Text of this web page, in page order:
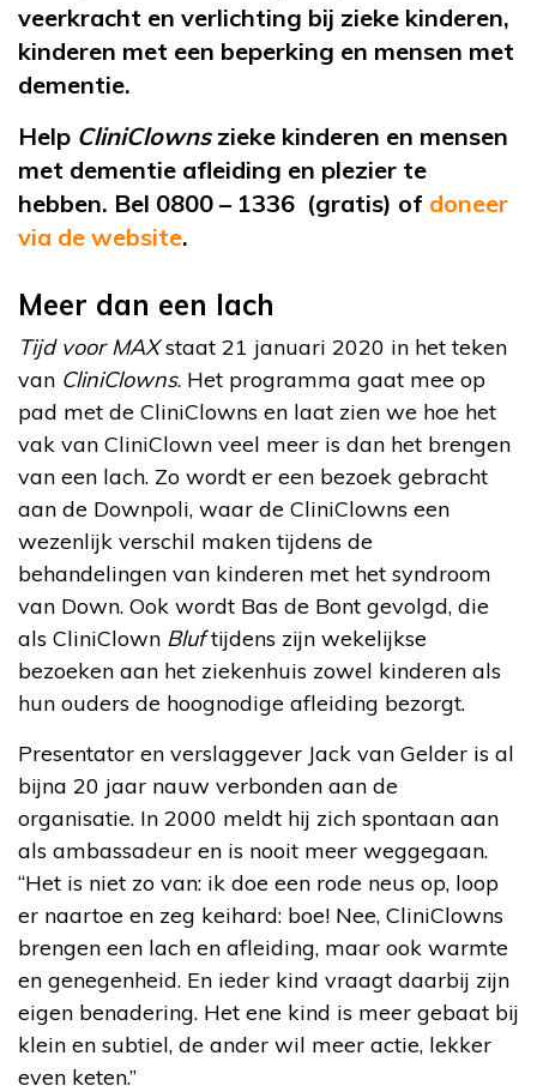
veerkracht en verlichting bij zieke kinderen,
kinderen met een beperking en mensen met
dementie.
Help CliniClownszieke kinderen en mensen
met dementie afleiding en plezier te
hebben. Bel 0800 – 1336 (gratis) of doneer
via de website.
Meer dan een lach
Tijd voor MAXstaat 21 januari 2020 in het teken
van CliniClowns. Het programma gaat mee op
pad met de CliniClowns en laat zien we hoe het
vak van CliniClown veel meer is dan het brengen
van een lach. Zo wordt er een bezoek gebracht
aan de Downpoli, waar de CliniClowns een
wezenlijk verschil maken tijdens de
behandelingen van kinderen met het syndroom
van Down. Ook wordt Bas de Bont gevolgd, die
als CliniClown Bluftijdens zijn wekelijkse
bezoeken aan het ziekenhuis zowel kinderen als
hun ouders de hoognodige afleiding bezorgt.
Presentator en verslaggever Jack van Gelder is al
bijna 20 jaar nauw verbonden aan de
organisatie. In 2000 meldt hij zich spontaan aan
als ambassadeur en is nooit meer weggegaan.
“Het is niet zo van: ik doe een rode neus op, loop
er naartoe en zeg keihard: boe! Nee, CliniClowns
brengen een lach en afleiding, maar ook warmte
en genegenheid. En ieder kind vraagt daarbij zijn
eigen benadering. Het ene kind is meer gebaat bij
klein en subtiel, de ander wil meer actie, lekker
even keten.”